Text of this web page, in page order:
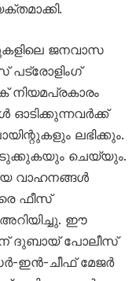
ജനവാസ
പട്രോളിംഗ്
നിയമപ്രകാരം
ഓടിക്കുന്നവർക്ക്
ലഭിക്കും.
ചെയ്യും.
വാഹനങ്ങൾ
ഫീസ്
ഈ
ദുബായ് പോലീസ്
ഇൻ-ചീഫ് മേജർ